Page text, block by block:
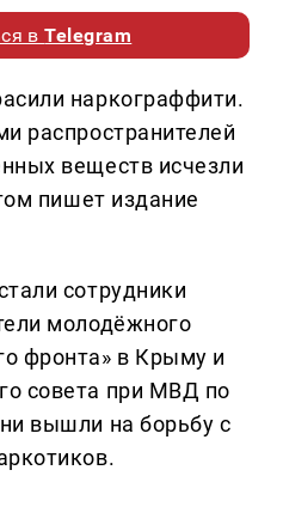
вTelegram
наркограффити.
распространителей
веществ исчезли
пишет издание
сотрудники
молодёжного
фронта» в Крыму и
совета при МВД по
вышли на борьбу с